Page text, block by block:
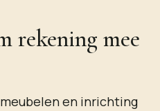
rekening mee
en inrichting